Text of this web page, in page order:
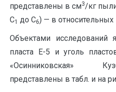
представлены в см3/кг
С1 до С6) — в
Объектами исследований
пласта Е-5 и уголь
«Осинниковская»
представлены в табл. и на